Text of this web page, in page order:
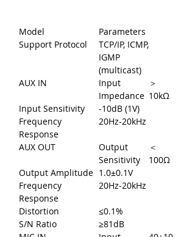
Model
Parameters
Support Protocol
TCP/IP, ICMP,
IGMP
(multicast)
AUX IN
Input
Impedance
＞
10kΩ
Input Sensitivity
-10dB (1V)
Frequency
Response
20Hz-20kHz
AUX OUT
Output
Sensitivity
＜
100Ω
Output Amplitude 1.0±0.1V
Frequency
Response
20Hz-20kHz
Distortion
≤0.1%
S/N Ratio
≥81dB